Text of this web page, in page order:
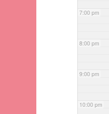
7:00 pm
8:00 pm
9:00 pm
10:00 pm